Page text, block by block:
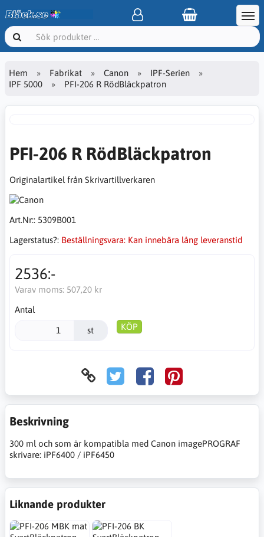
Hem Fabrikat Canon
IPF-Serien
IPF 5000
PFI-206 R RödBläckpatron
PFI-206 R RödBläckpatron
Originalartikel från Skrivartillverkaren
Art.Nr:: 5309B001
Lagerstatus?: Beställningsvara: Kan innebära lång leveranstid
2536:-
Varav moms: 507,20 kr
Antal
st KÖP
Beskrivning
300 ml och som är kompatibla med Canon imagePROGRAF
skrivare: iPF6400 / iPF6450
Liknande produkter